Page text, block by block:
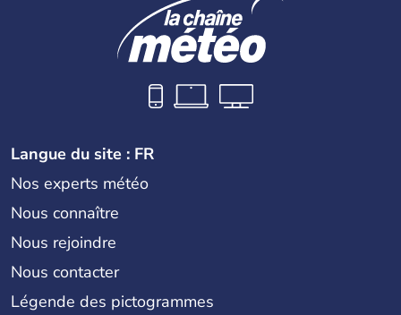
Langue du site : FR
Nos experts météo
Nous connaître
Nous rejoindre
Nous contacter
Légende des pictogrammes